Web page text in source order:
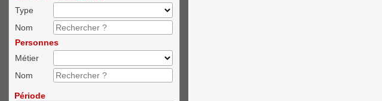
Type
Nom
Personnes
Métier
Nom
Période